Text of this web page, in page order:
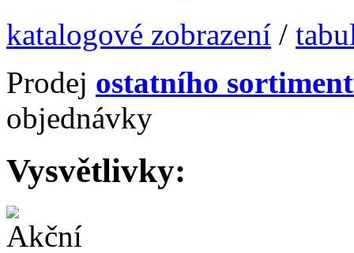
katalogové zobrazení /
Prodej ostatního
objednávky
Vysvětlivky: